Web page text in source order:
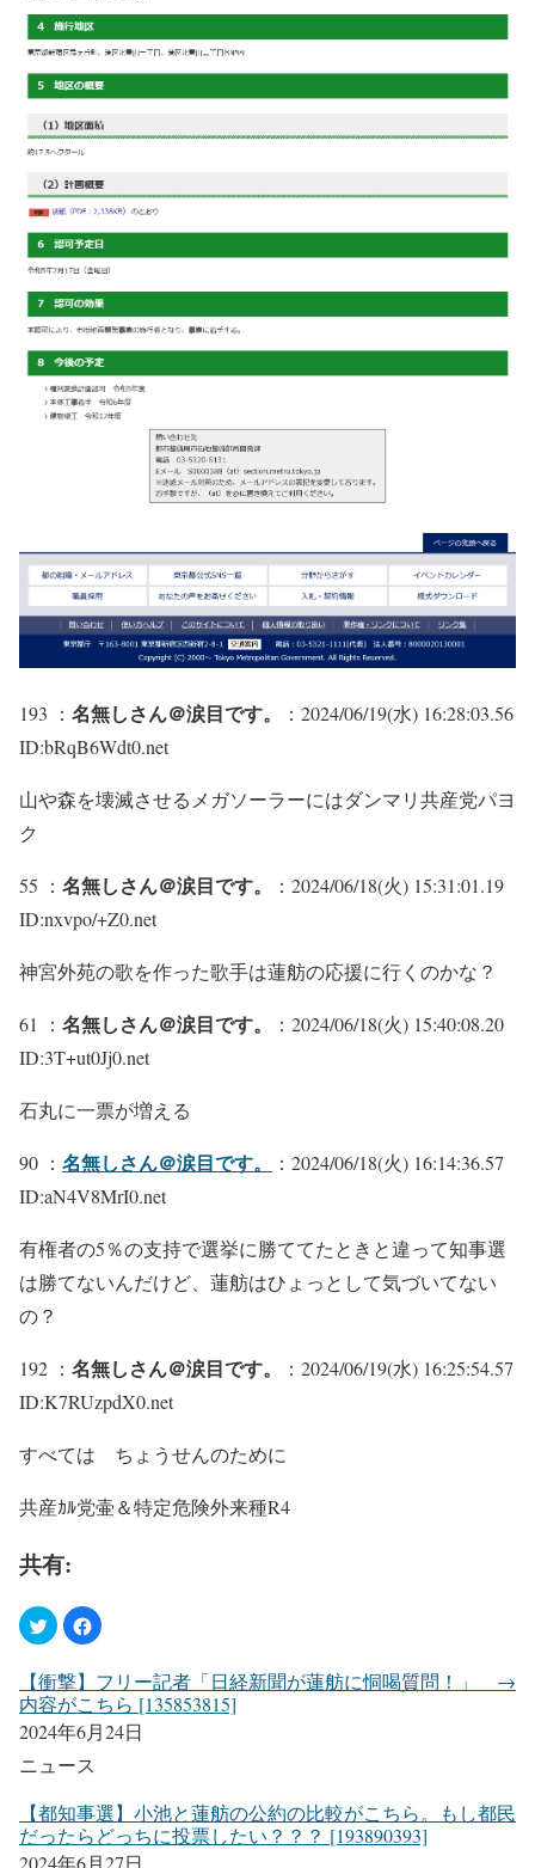
193 ： 名無しさん＠涙目です。
：2024/06/19(水) 16:28:03.56
ID:bRqB6Wdt0.net
山や森を壊滅させるメガソーラーにはダンマリ共産党パヨ
ク
55 ： 名無しさん＠涙目です。
：2024/06/18(火) 15:31:01.19
ID:nxvpo/+Z0.net
神宮外苑の歌を作った歌手は蓮舫の応援に行くのかな？
61 ： 名無しさん＠涙目です。
：2024/06/18(火) 15:40:08.20
ID:3T+ut0Jj0.net
石丸に一票が増える
90 ： 名無しさん＠涙目です。
：2024/06/18(火) 16:14:36.57
ID:aN4V8MrI0.net
有権者の5％の支持で選挙に勝ててたときと違って知事選
は勝てないんだけど、蓮舫はひょっとして気づいてない
の？
192 ： 名無しさん＠涙目です。
：2024/06/19(水) 16:25:54.57
ID:K7RUzpdX0.net
すべては ちょうせんのために
共産ｶﾙ党壷＆特定危険外来種R4
共有:
【衝撃】フリー記者「日経新聞が蓮舫に恫喝質問！」 →
内容がこちら [135853815]
2024年6月24日
ニュース
【都知事選】小池と蓮舫の公約の比較がこちら。もし都民
だったらどっちに投票したい？？？ [193890393]
2024年6月27日